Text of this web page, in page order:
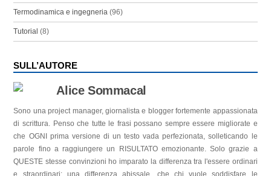
Termodinamica e ingegneria (96)
Tutorial (8)
SULL’AUTORE
Alice Sommacal
Sono una project manager, giornalista e blogger fortemente appassionata
di scrittura. Penso che tutte le frasi possano sempre essere migliorate e
che OGNI prima versione di un testo vada perfezionata, solleticando le
parole fino a raggiungere un RISULTATO emozionante. Solo grazie a
QUESTE stesse convinzioni ho imparato la differenza tra l'essere ordinari
e straordinari: una differenza abissale, che chi vuole soddisfare le